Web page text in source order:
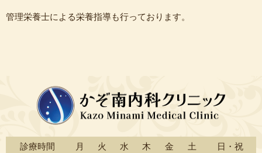
管理栄養士による栄養指導も行っております。
診療時間 月 火 水 木 金 土
日・祝